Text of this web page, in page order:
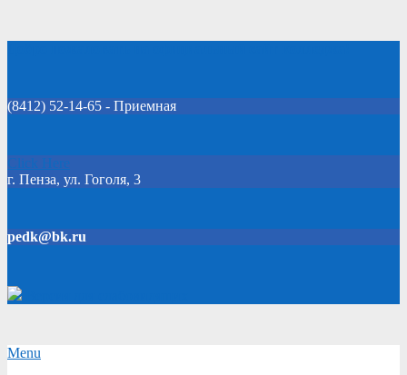
(8412) 52-14-65 - Приемная
Click Here
г. Пенза, ул. Гоголя, 3
pedk@bk.ru
Secondary
Menu